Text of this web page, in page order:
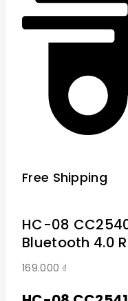
Free Shipping
HC-08
Bluetooth 4.0
169.000 ₫